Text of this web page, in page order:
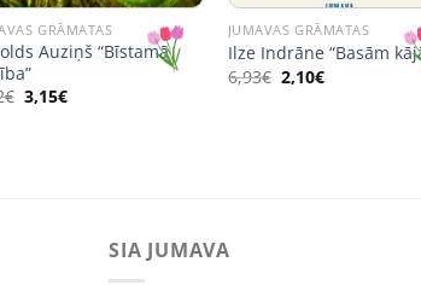
GRĀMATAS
Auziņš “Bīstamā
€ Original
price
3,15€Current
JUMAVAS GRĀMATAS
Ilze Indrāne “Basām
6,93€ Original
price
2,10€Current
SIA JUMAVA